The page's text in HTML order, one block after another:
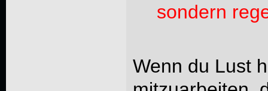
sondern
Wenn du Lust